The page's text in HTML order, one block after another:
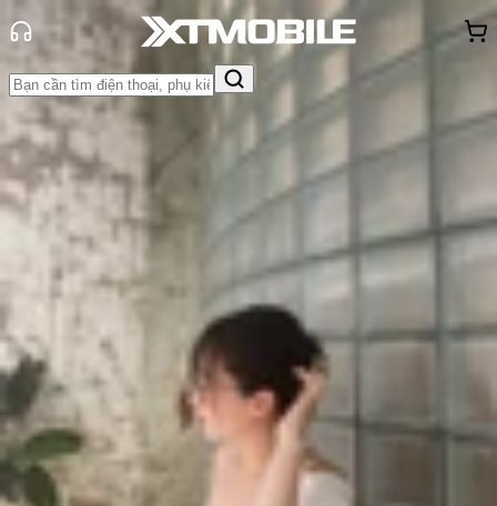
Trang chủ
Tin tức
So Sánh
Tin Mới
Đánh Giá - Trên Tay
Khuyến
Thủ thuật Thông báoKhách
hàng - Sự kiện
So sánh OnePlus 15 và iPhone 17
Pro Max: Nên mua máy nào?
Triệu Vy
Ngày đăng: 30/10/2025
Cập nhật:
30/10/2025